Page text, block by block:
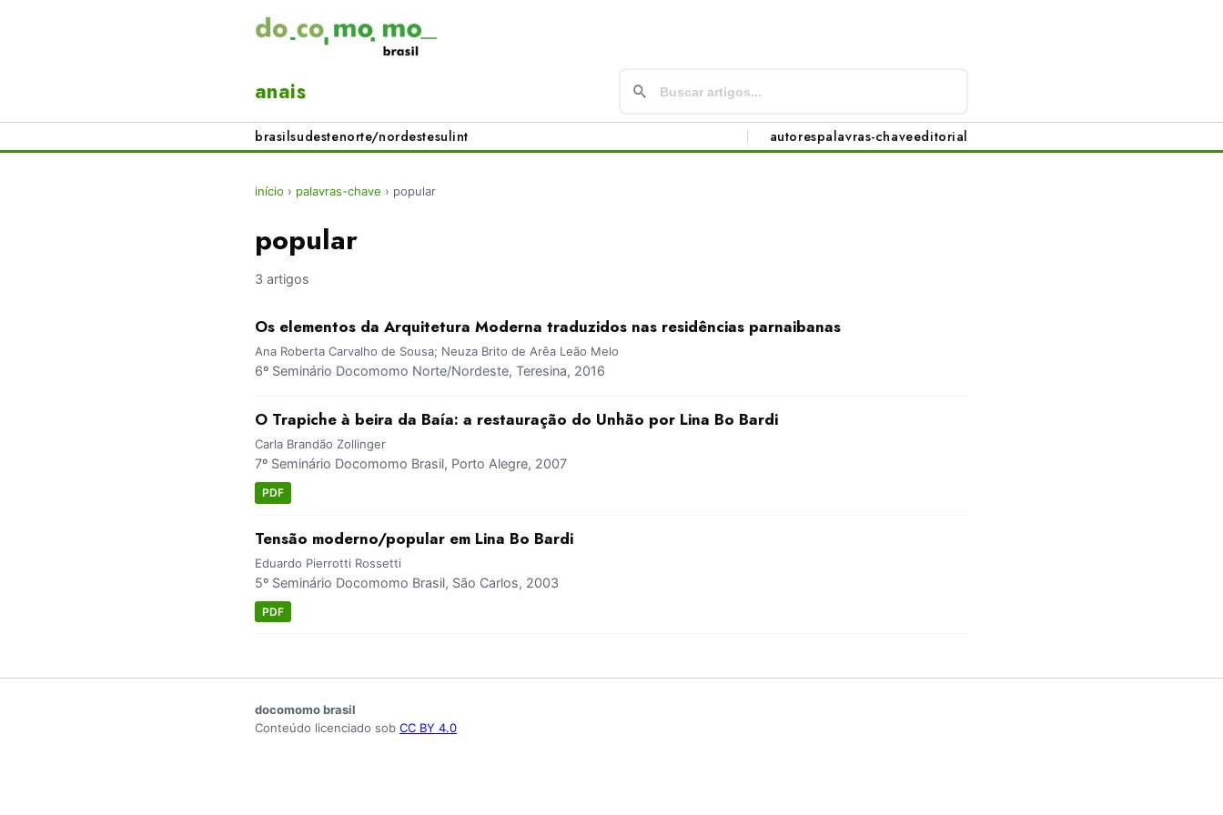
anais
brasilsudestenorte/nordestesulint autorespalavras-chaveeditorial
início › palavras-chave › popular
popular
3 artigos
Os elementos da Arquitetura Moderna traduzidos nas residências parnaibanas
Ana Roberta Carvalho de Sousa; Neuza Brito de Arêa Leão Melo
6º Seminário Docomomo Norte/Nordeste, Teresina, 2016
O Trapiche à beira da Baía: a restauração do Unhão por Lina Bo Bardi
Carla Brandão Zollinger
7º Seminário Docomomo Brasil, Porto Alegre, 2007
PDF
Tensão moderno/popular em Lina Bo Bardi
Eduardo Pierrotti Rossetti
5º Seminário Docomomo Brasil, São Carlos, 2003
PDF
docomomo brasil
Conteúdo licenciado sob CC BY 4.0